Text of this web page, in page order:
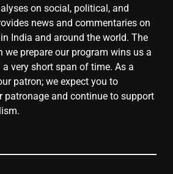
चुनाव से पहले लालू परिवार पर बड़ा झटका,
दिल्ली कोर्ट ने IRCTC घोटाले में आरोप
तय किए
on social, political, and
news and commentaries on
India and around the world. The
we prepare our program wins us a
very short span of time. As a
patron; we expect you to
patronage and continue to support